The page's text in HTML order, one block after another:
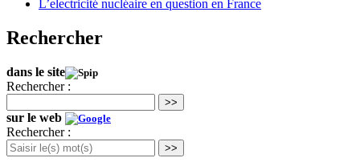
L’electricité nucléaire en question en France
Rechercher
dans le site
Rechercher :
>>
sur le web
Rechercher :
>>